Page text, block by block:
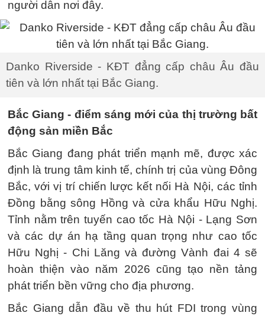
người dân nơi đây.
Danko Riverside - KĐT đẳng cấp châu Âu đầu
tiên và lớn nhất tại Bắc Giang.
Bắc Giang - điểm sáng mới của thị trường bất
động sản miền Bắc
Bắc Giang đang phát triển mạnh mẽ, được xác
định là trung tâm kinh tế, chính trị của vùng Đông
Bắc, với vị trí chiến lược kết nối Hà Nội, các tỉnh
Đồng bằng sông Hồng và cửa khẩu Hữu Nghị.
Tỉnh nằm trên tuyến cao tốc Hà Nội - Lạng Sơn
và các dự án hạ tầng quan trọng như cao tốc
Hữu Nghị - Chi Lăng và đường Vành đai 4 sẽ
hoàn thiện vào năm 2026 cũng tạo nền tảng
phát triển bền vững cho địa phương.
Bắc Giang dẫn đầu về thu hút FDI trong vùng